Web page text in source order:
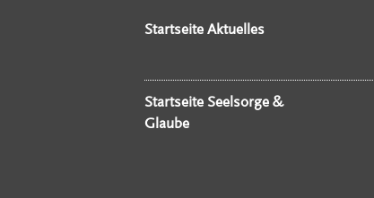
Startseite Aktuelles
Startseite Seelsorge &
Glaube